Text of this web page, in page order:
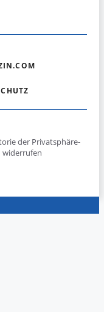
der Privatsphäre-
widerrufen